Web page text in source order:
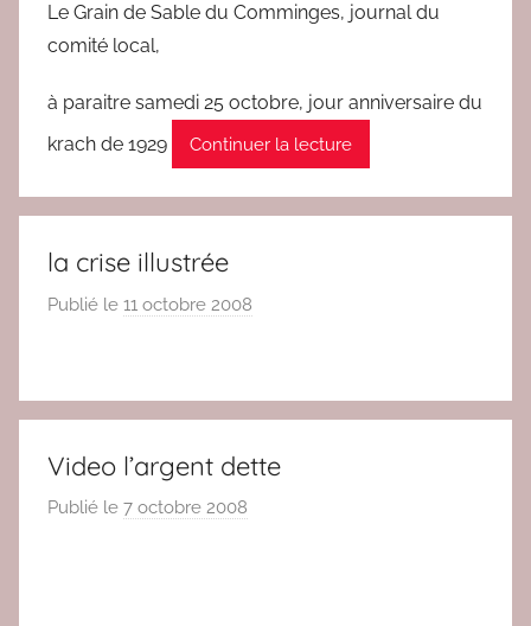
d
Le Grain de Sable du Comminges, journal du
comité local,
à paraitre samedi 25 octobre, jour anniversaire du
krach de 1929
Continuer la lecture
la crise illustrée
Publié le 11 octobre 2008
r
d
Video l’argent dette
Publié le 7 octobre 2008